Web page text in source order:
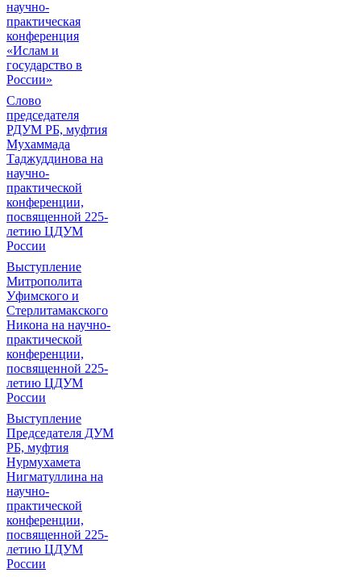
научно-
практическая
конференция
«Ислам и
государство в
России»
Слово
председателя
РДУМ РБ, муфтия
Мухаммада
Таджуддинова на
научно-
практической
конференции,
посвященной 225-
летию ЦДУМ
России
Выступление
Митрополита
Уфимского и
Стерлитамакского
Никона на научно-
практической
конференции,
посвященной 225-
летию ЦДУМ
России
Выступление
Председателя ДУМ
РБ, муфтия
Нурмухамета
Нигматуллина на
научно-
практической
конференции,
посвященной 225-
летию ЦДУМ
России